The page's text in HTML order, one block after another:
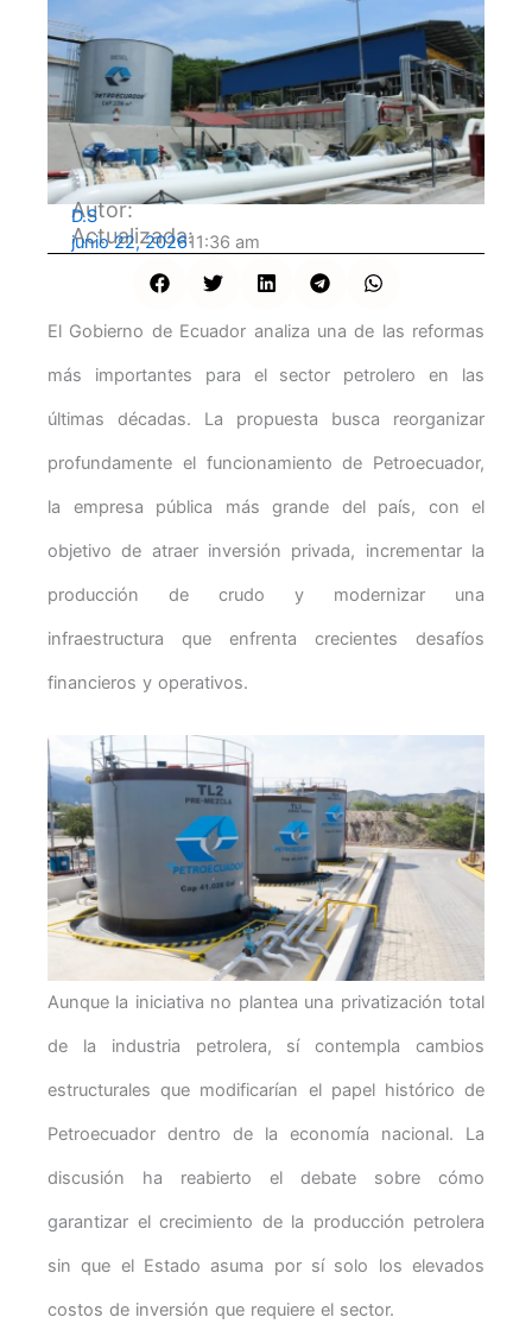
Autor:
D.S
Actualizada:
junio 22, 202611:36 am
El Gobierno de Ecuador analiza una de las reformas
más importantes para el sector petrolero en las
últimas décadas. La propuesta busca reorganizar
profundamente el funcionamiento de Petroecuador,
la empresa pública más grande del país, con el
objetivo de atraer inversión privada, incrementar la
producción de crudo y modernizar una
infraestructura que enfrenta crecientes desafíos
financieros y operativos.
Aunque la iniciativa no plantea una privatización total
de la industria petrolera, sí contempla cambios
estructurales que modificarían el papel histórico de
Petroecuador dentro de la economía nacional. La
discusión ha reabierto el debate sobre cómo
garantizar el crecimiento de la producción petrolera
sin que el Estado asuma por sí solo los elevados
costos de inversión que requiere el sector.